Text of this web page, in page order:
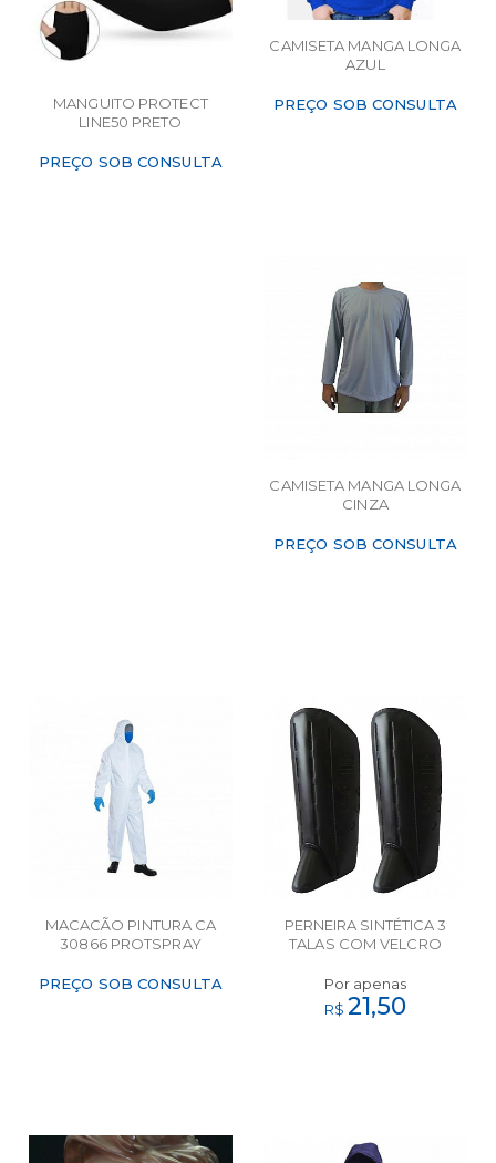
MANGUITO PROTECT
LINE50 PRETO
PREÇO SOB CONSULTA
CAMISETA MANGA LONGA
AZUL
PREÇO SOB CONSULTA
CAMISETA MANGA LONGA
CINZA
PREÇO SOB CONSULTA
MACACÃO PINTURA CA
30866 PROTSPRAY
PREÇO SOB CONSULTA
PERNEIRA SINTÉTICA 3
TALAS COM VELCRO
Por apenas
R$ 21,50